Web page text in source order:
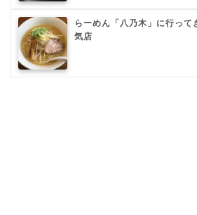
らーめん「八乃木」に行って
気店